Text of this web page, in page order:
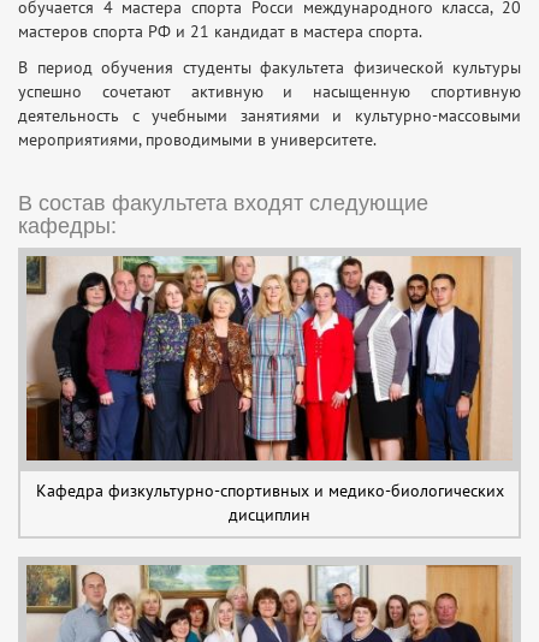
обучается 4 мастера спорта Росси международного класса, 20
мастеров спорта РФ и 21 кандидат в мастера спорта.
В период обучения студенты факультета физической культуры
успешно сочетают активную и насыщенную спортивную
деятельность с учебными занятиями и культурно-массовыми
мероприятиями, проводимыми в университете.
В состав факультета входят следующие
кафедры:
Кафедра физкультурно-спортивных и медико-биологических
дисциплин